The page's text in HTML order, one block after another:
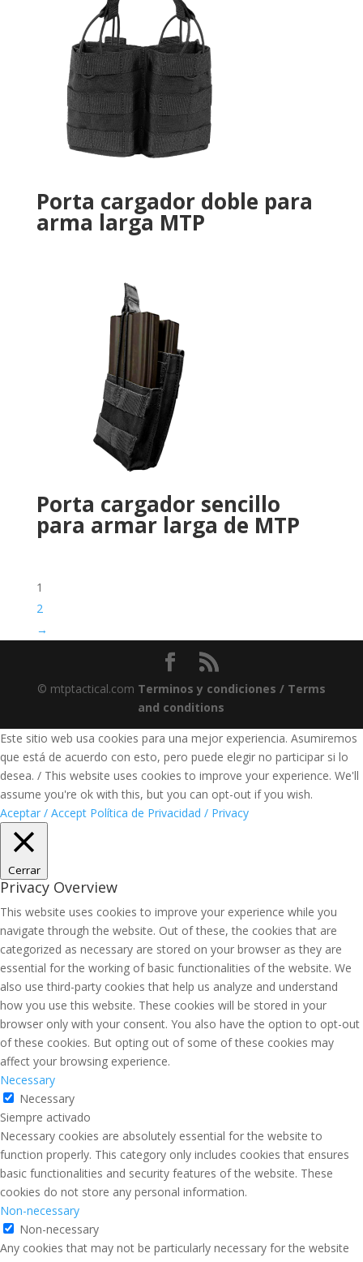
Porta cargador doble para
arma larga MTP
Porta cargador sencillo
para armar larga de MTP
1
2
→
© mtptactical.com Terminos y condiciones / Terms
and conditions
Este sitio web usa cookies para una mejor experiencia. Asumiremos
que está de acuerdo con esto, pero puede elegir no participar si lo
desea. / This website uses cookies to improve your experience. We'll
assume you're ok with this, but you can opt-out if you wish.
Aceptar / Accept Política de Privacidad / Privacy
Cerrar
Privacy Overview
This website uses cookies to improve your experience while you
navigate through the website. Out of these, the cookies that are
categorized as necessary are stored on your browser as they are
essential for the working of basic functionalities of the website. We
also use third-party cookies that help us analyze and understand
how you use this website. These cookies will be stored in your
browser only with your consent. You also have the option to opt-out
of these cookies. But opting out of some of these cookies may
affect your browsing experience.
Necessary
Necessary
Siempre activado
Necessary cookies are absolutely essential for the website to
function properly. This category only includes cookies that ensures
basic functionalities and security features of the website. These
cookies do not store any personal information.
Non-necessary
Non-necessary
Any cookies that may not be particularly necessary for the website